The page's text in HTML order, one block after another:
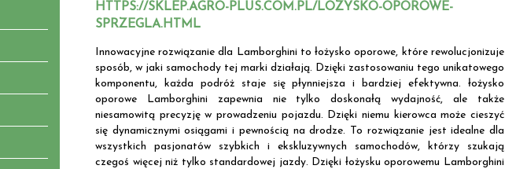
HTTPS://SKLEP.AGRO-PLUS.COM.PL/LOZYSKO-OPOROWE-
SPRZEGLA.HTML
Innowacyjne rozwiązanie dla Lamborghini to łożysko oporowe, które rewolucjonizuje
sposób, w jaki samochody tej marki działają. Dzięki zastosowaniu tego unikatowego
komponentu, każda podróż staje się płynniejsza i bardziej efektywna. łożysko
oporowe Lamborghini zapewnia nie tylko doskonałą wydajność, ale także
niesamowitą precyzję w prowadzeniu pojazdu. Dzięki niemu kierowca może cieszyć
się dynamicznymi osiągami i pewnością na drodze. To rozwiązanie jest idealne dla
wszystkich pasjonatów szybkich i ekskluzywnych samochodów, którzy szukają
czegoś więcej niż tylko standardowej jazdy. Dzięki łożysku oporowemu Lamborghini